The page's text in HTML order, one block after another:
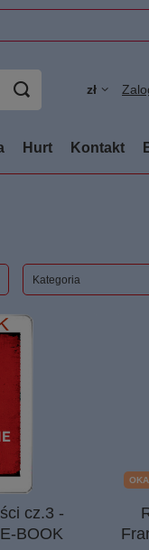
zł
Hurt Kontakt
Kategoria
cz.3 -
BOOK